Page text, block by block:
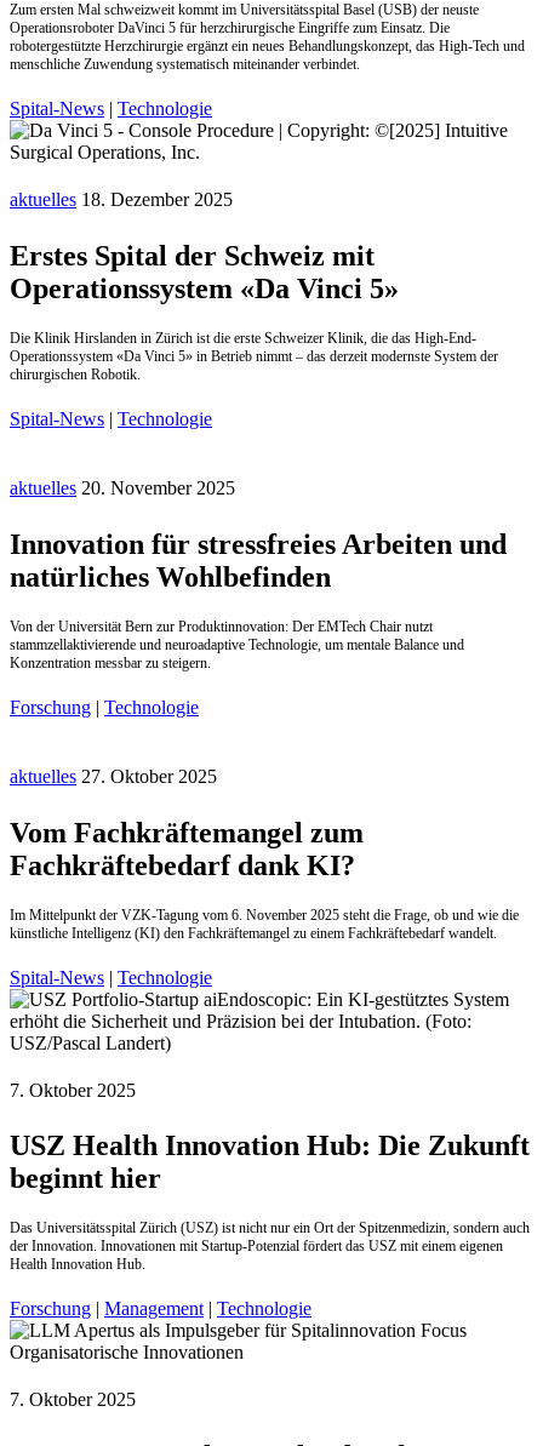
Zum ersten Mal schweizweit kommt im Universitätsspital Basel (USB) der neuste
Operationsroboter DaVinci 5 für herzchirurgische Eingriffe zum Einsatz. Die
robotergestützte Herzchirurgie ergänzt ein neues Behandlungskonzept, das High-Tech und
menschliche Zuwendung systematisch miteinander verbindet.
Spital-News | Technologie
aktuelles 18. Dezember 2025
Erstes Spital der Schweiz mit
Operationssystem «Da Vinci 5»
Die Klinik Hirslanden in Zürich ist die erste Schweizer Klinik, die das High-End-
Operationssystem «Da Vinci 5» in Betrieb nimmt – das derzeit modernste System der
chirurgischen Robotik.
Spital-News | Technologie
aktuelles 20. November 2025
Innovation für stressfreies Arbeiten und
natürliches Wohlbefinden
Von der Universität Bern zur Produktinnovation: Der EMTech Chair nutzt
stammzellaktivierende und neuroadaptive Technologie, um mentale Balance und
Konzentration messbar zu steigern.
Forschung | Technologie
aktuelles 27. Oktober 2025
Vom Fachkräftemangel zum
Fachkräftebedarf dank KI?
Im Mittelpunkt der VZK-Tagung vom 6. November 2025 steht die Frage, ob und wie die
künstliche Intelligenz (KI) den Fachkräftemangel zu einem Fachkräftebedarf wandelt.
Spital-News | Technologie
7. Oktober 2025
USZ Health Innovation Hub: Die Zukunft
beginnt hier
Das Universitätsspital Zürich (USZ) ist nicht nur ein Ort der Spitzenmedizin, sondern auch
der Innovation. Innovationen mit Startup-Potenzial fördert das USZ mit einem eigenen
Health Innovation Hub.
Forschung | Management | Technologie
7. Oktober 2025